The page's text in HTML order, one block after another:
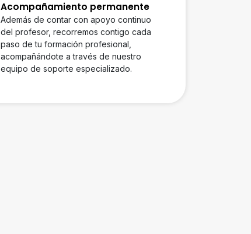
Acompañamiento permanente
Además de contar con apoyo continuo
del profesor, recorremos contigo cada
paso de tu formación profesional,
acompañándote a través de nuestro
equipo de soporte especializado.